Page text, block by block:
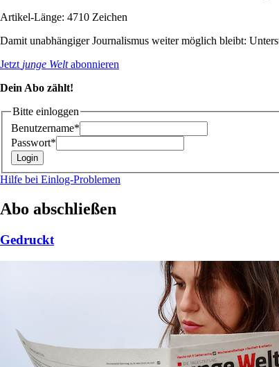
Artikel-Länge: 4710 Zeichen
Damit unabhängiger Journalismus weiter möglich bleibt:
Jetzt junge Weltabonnieren
Dein Abo zählt!
Bitte einloggen
Benutzername*
Passwort*
Hilfe bei Einlog-Problemen
Abo abschließen
Gedruckt